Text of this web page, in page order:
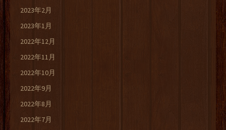
2023年2月
2023年1月
2022年12月
2022年11月
2022年10月
2022年9月
2022年8月
2022年7月